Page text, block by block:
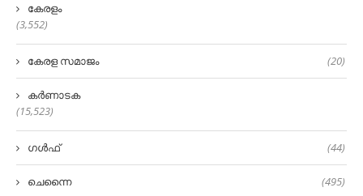
കേരളം
(3,552)
കേരള സമാജം (20)
കർണാടക
(15,523)
ഗൾഫ് (44)
ചെന്നൈ (495)